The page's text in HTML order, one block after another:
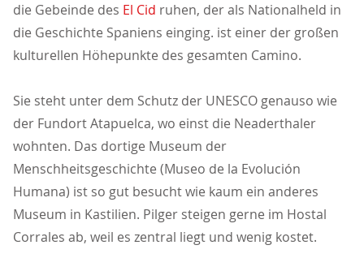
die Gebeinde des El Cid ruhen, der als Nationalheld in
die Geschichte Spaniens einging. ist einer der großen
kulturellen Höhepunkte des gesamten Camino.
Sie steht unter dem Schutz der UNESCO genauso wie
der Fundort Atapuelca, wo einst die Neaderthaler
wohnten. Das dortige Museum der
Menschheitsgeschichte (Museo de la Evolución
Humana) ist so gut besucht wie kaum ein anderes
Museum in Kastilien. Pilger steigen gerne im Hostal
Corrales ab, weil es zentral liegt und wenig kostet.